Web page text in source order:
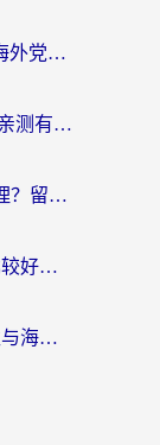
优酷手机app地域限制怎么解除？海外党亲测有效的追剧方案
全民K歌国外如何听原唱？海外党亲测有效的回国加速器选择指南
在海外如果使用交管12123怎么处理？留学生亲测有效的回国加速方案
海外看国内电视直播用什么网站比较好？一篇解决你所有追剧难题的实用指南
在国外如何打开中国网站？留学生与海外华人的无缝访问指南